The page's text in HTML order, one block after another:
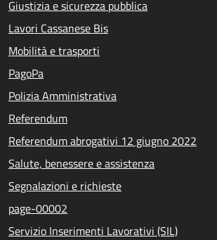
Giustizia e sicurezza pubblica
Lavori Cassanese Bis
Mobilità e trasporti
PagoPa
Polizia Amministrativa
Referendum
Referendum abrogativi 12 giugno 2022
Salute, benessere e assistenza
Segnalazioni e richieste
page-00002
Servizio Inserimenti Lavorativi (SIL)